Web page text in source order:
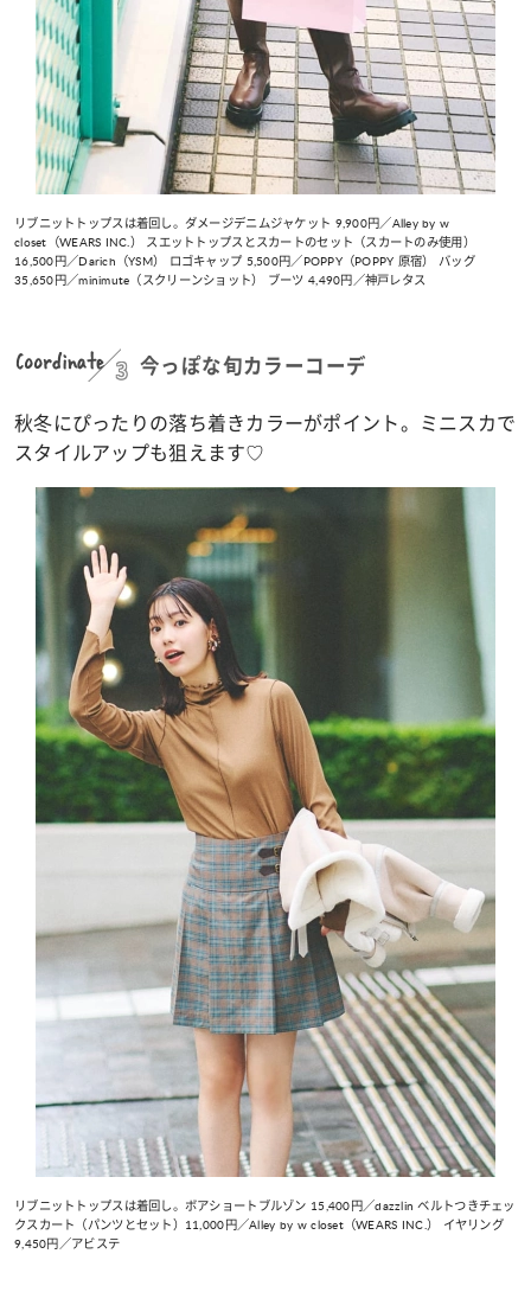
リブニットトップスは着回し。ダメージデニムジャケット 9,900円／Alley by w
closet（WEARS INC.） スエットトップスとスカートのセット（スカートのみ使用）
16,500円／Darich（YSM） ロゴキャップ 5,500円／POPPY（POPPY 原宿） バッグ
35,650円／minimute（スクリーンショット） ブーツ 4,490円／神戸レタス
Coordinate 3 今っぽな旬カラーコーデ
秋冬にぴったりの落ち着きカラーがポイント。ミニスカで
スタイルアップも狙えます♡
リブニットトップスは着回し。ボアショートブルゾン 15,400円／dazzlin ベルトつきチェッ
クスカート（パンツとセット）11,000円／Alley by w closet（WEARS INC.） イヤリング
9,450円／アビステ